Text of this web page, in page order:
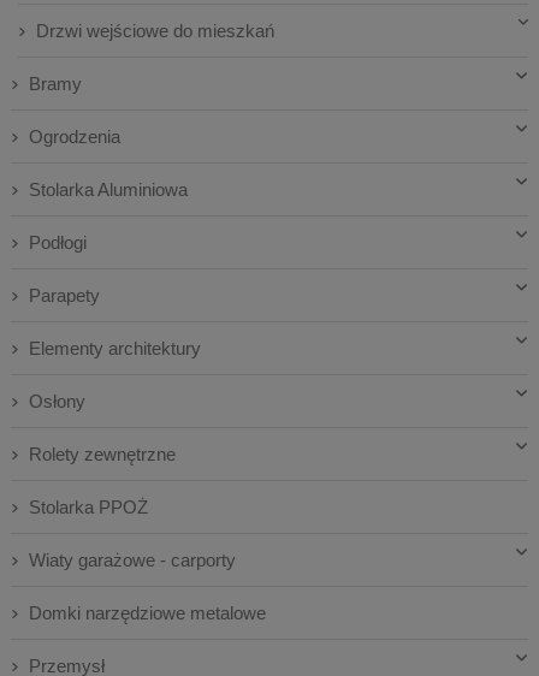
Drzwi wejściowe do mieszkań
Bramy
Ogrodzenia
Stolarka Aluminiowa
Podłogi
Parapety
Elementy architektury
Osłony
Rolety zewnętrzne
Stolarka PPOŻ
Wiaty garażowe - carporty
Domki narzędziowe metalowe
Przemysł